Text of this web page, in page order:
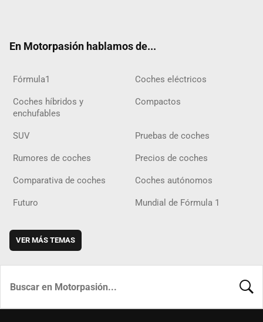
En Motorpasión hablamos de...
Fórmula1 Coches eléctricos
Coches híbridos y
enchufables
Compactos
SUV Pruebas de coches
Rumores de coches Precios de coches
Comparativa de coches Coches autónomos
Futuro Mundial de Fórmula 1
VER MÁS TEMAS